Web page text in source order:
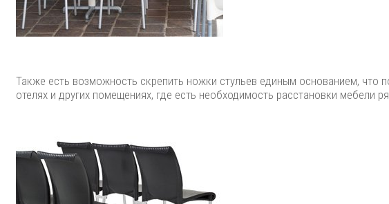
Также есть возможность скрепить ножки стульев единым основанием, что
отелях и других помещениях, где есть необходимость расстановки мебели